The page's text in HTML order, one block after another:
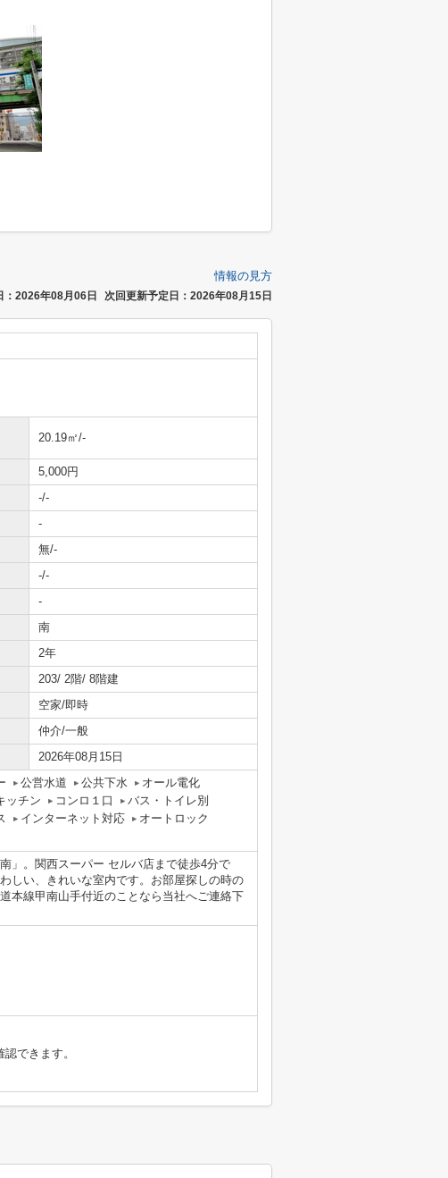
情報の見方
：2026年08月06日 次回更新予定日：2026年08月15日
20.19㎡/-
5,000円
-/-
-
無/-
-/-
-
南
2年
203/ 2階/ 8階建
空家/即時
仲介/一般
2026年08月15日
公営水道 公共下水
オール電化
ッチン コンロ１口
バス・トイレ別
インターネット対応
オートロック
」。関西スーパー セルバ店まで徒歩4分で
しい、きれいな室内です。お部屋探しの時の
本線甲南山手付近のことなら当社へご連絡下
できます。